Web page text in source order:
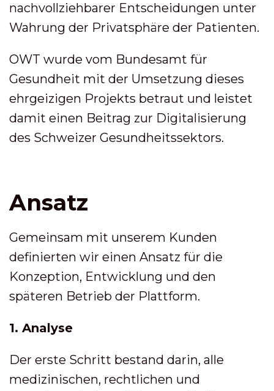
nachvollziehbarer Entscheidungen unter
Wahrung der Privatsphäre der Patienten.
OWT wurde vom Bundesamt für
Gesundheit mit der Umsetzung dieses
ehrgeizigen Projekts betraut und leistet
damit einen Beitrag zur Digitalisierung
des Schweizer Gesundheitssektors.
Ansatz
Gemeinsam mit unserem Kunden
definierten wir einen Ansatz für die
Konzeption, Entwicklung und den
späteren Betrieb der Plattform.
1. Analyse
Der erste Schritt bestand darin, alle
medizinischen, rechtlichen und